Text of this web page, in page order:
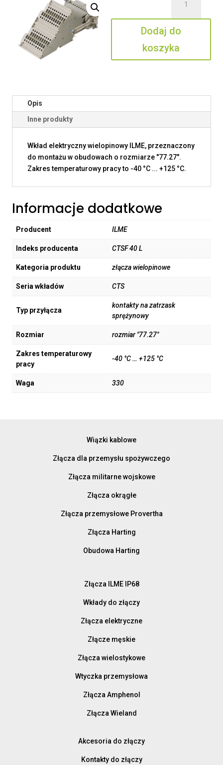
CTSF
40
L
Dodaj do
koszyka
Opis
Inne produkty
Wkład elektryczny wielopinowy ILME, przeznaczony
do montażu w obudowach o rozmiarze "77.27".
Zakres temperaturowy pracy to -40 °C ... +125 °C.
Informacje dodatkowe
Producent ILME
Indeks producenta CTSF 40 L
Kategoria produktu złącza wielopinowe
Seria wkładów CTS
Typ przyłącza
kontakty na zatrzask
sprężynowy
Rozmiar rozmiar "77.27"
Zakres temperaturowy
pracy
-40 °C … +125 °C
Waga 330
Wiązki kablowe
Złącza dla przemysłu spożywczego
Złącza militarne wojskowe
Złącza okrągłe
Złącza przemysłowe Provertha
Złącza Harting
Obudowa Harting
Złącza ILME IP68
Wkłady do złączy
Złącza elektryczne
Złącze męskie
Złącza wielostykowe
Wtyczka przemysłowa
Złącza Amphenol
Złącza Wieland
Akcesoria do złączy
Kontakty do złączy